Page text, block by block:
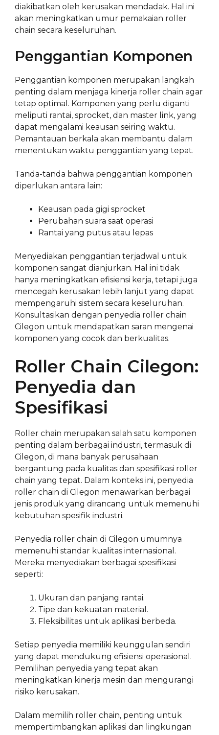
diakibatkan oleh kerusakan mendadak. Hal ini
akan meningkatkan umur pemakaian roller
chain secara keseluruhan.
Penggantian Komponen
Penggantian komponen merupakan langkah
penting dalam menjaga kinerja roller chain agar
tetap optimal. Komponen yang perlu diganti
meliputi rantai, sprocket, dan master link, yang
dapat mengalami keausan seiring waktu.
Pemantauan berkala akan membantu dalam
menentukan waktu penggantian yang tepat.
Tanda-tanda bahwa penggantian komponen
diperlukan antara lain:
Keausan pada gigi sprocket
Perubahan suara saat operasi
Rantai yang putus atau lepas
Menyediakan penggantian terjadwal untuk
komponen sangat dianjurkan. Hal ini tidak
hanya meningkatkan efisiensi kerja, tetapi juga
mencegah kerusakan lebih lanjut yang dapat
mempengaruhi sistem secara keseluruhan.
Konsultasikan dengan penyedia roller chain
Cilegon untuk mendapatkan saran mengenai
komponen yang cocok dan berkualitas.
Roller Chain Cilegon:
Penyedia dan
Spesifikasi
Roller chain merupakan salah satu komponen
penting dalam berbagai industri, termasuk di
Cilegon, di mana banyak perusahaan
bergantung pada kualitas dan spesifikasi roller
chain yang tepat. Dalam konteks ini, penyedia
roller chain di Cilegon menawarkan berbagai
jenis produk yang dirancang untuk memenuhi
kebutuhan spesifik industri.
Penyedia roller chain di Cilegon umumnya
memenuhi standar kualitas internasional.
Mereka menyediakan berbagai spesifikasi
seperti:
Ukuran dan panjang rantai.
Tipe dan kekuatan material.
Fleksibilitas untuk aplikasi berbeda.
Setiap penyedia memiliki keunggulan sendiri
yang dapat mendukung efisiensi operasional.
Pemilihan penyedia yang tepat akan
meningkatkan kinerja mesin dan mengurangi
risiko kerusakan.
Dalam memilih roller chain, penting untuk
mempertimbangkan aplikasi dan lingkungan